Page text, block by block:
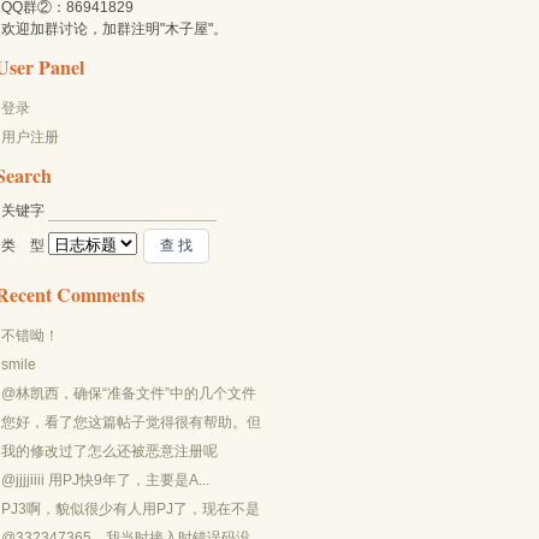
QQ群②：86941829
欢迎加群讨论，加群注明"木子屋"。
Panel
登录
用户注册
关键字
类 型
Comments
不错呦！
smile
@林凯西，确保“准备文件”中的几个文件
都有安装，S...
您好，看了您这篇帖子觉得很有帮助。但
是有个问题想请...
我的修改过了怎么还被恶意注册呢
@jjjjiiii 用PJ快9年了，主要是A...
PJ3啊，貌似很少有人用PJ了，现在不是
WP就是z...